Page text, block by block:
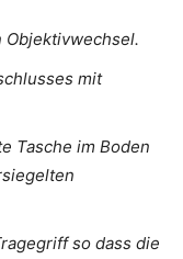
Objektivwechsel.
mit
Tasche im Boden
so dass die